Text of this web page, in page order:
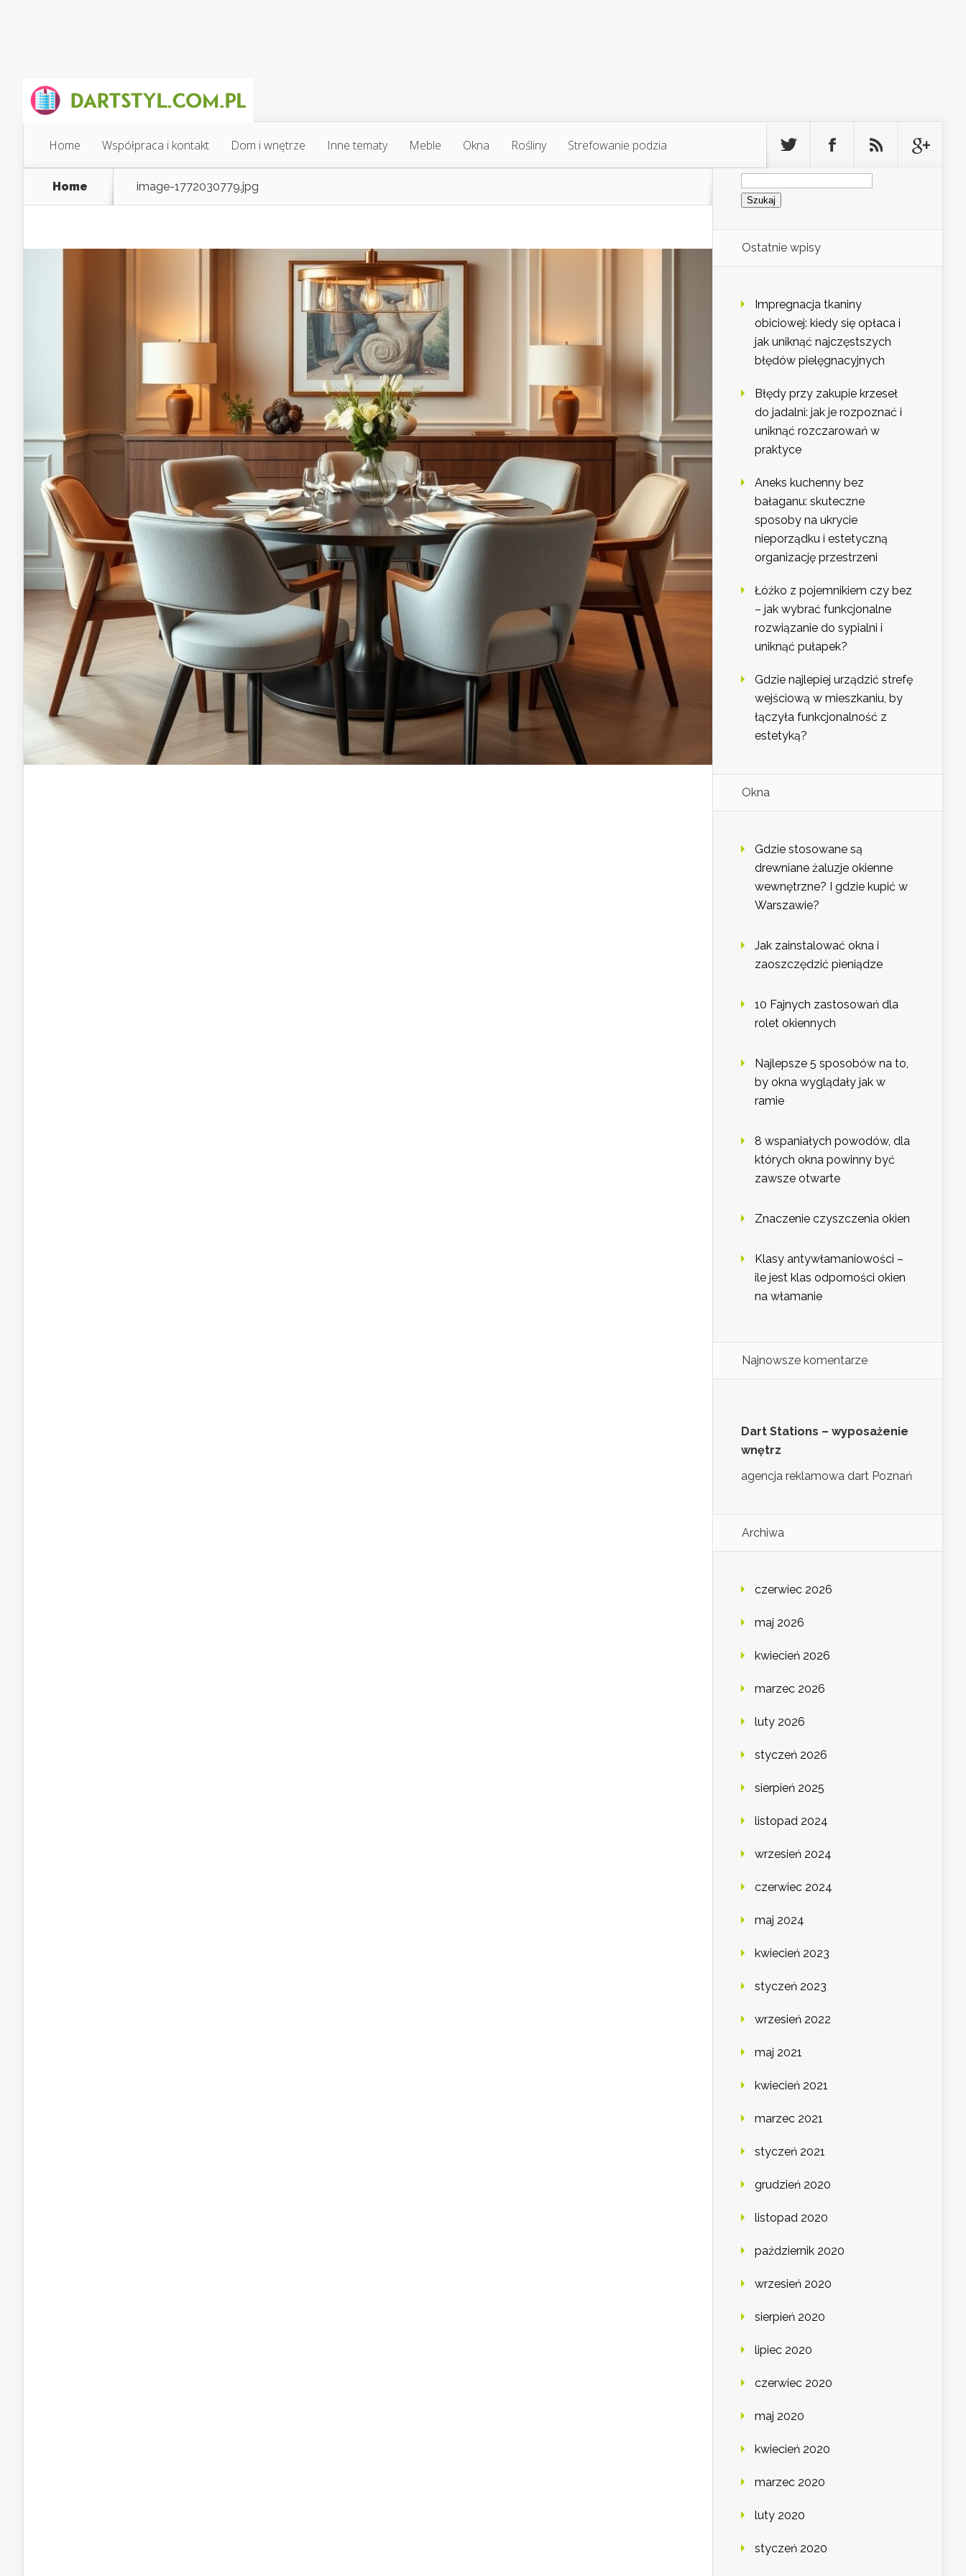
Home Współpraca i kontakt Dom i wnętrze Inne tematy Meble Okna Rośliny Strefowanie podzia
Home image-1772030779.jpg
Szukaj:
Ostatnie wpisy
Impregnacja tkaniny
obiciowej: kiedy się opłaca i
jak uniknąć najczęstszych
błędów pielęgnacyjnych
Błędy przy zakupie krzeseł
do jadalni: jak je rozpoznać i
uniknąć rozczarowań w
praktyce
Aneks kuchenny bez
bałaganu: skuteczne
sposoby na ukrycie
nieporządku i estetyczną
organizację przestrzeni
Łóżko z pojemnikiem czy bez
– jak wybrać funkcjonalne
rozwiązanie do sypialni i
uniknąć pułapek?
Gdzie najlepiej urządzić strefę
wejściową w mieszkaniu, by
łączyła funkcjonalność z
estetyką?
Okna
Gdzie stosowane są
drewniane żaluzje okienne
wewnętrzne? I gdzie kupić w
Warszawie?
Jak zainstalować okna i
zaoszczędzić pieniądze
10 Fajnych zastosowań dla
rolet okiennych
Najlepsze 5 sposobów na to,
by okna wyglądały jak w
ramie
8 wspaniałych powodów, dla
których okna powinny być
zawsze otwarte
Znaczenie czyszczenia okien
Klasy antywłamaniowości –
ile jest klas odporności okien
na włamanie
Najnowsze komentarze
Dart Stations – wyposażenie
wnętrz
agencja reklamowa dart Poznań
Archiwa
czerwiec 2026
maj 2026
kwiecień 2026
marzec 2026
luty 2026
styczeń 2026
sierpień 2025
listopad 2024
wrzesień 2024
czerwiec 2024
maj 2024
kwiecień 2023
styczeń 2023
wrzesień 2022
maj 2021
kwiecień 2021
marzec 2021
styczeń 2021
grudzień 2020
listopad 2020
październik 2020
wrzesień 2020
sierpień 2020
lipiec 2020
czerwiec 2020
maj 2020
kwiecień 2020
marzec 2020
luty 2020
styczeń 2020